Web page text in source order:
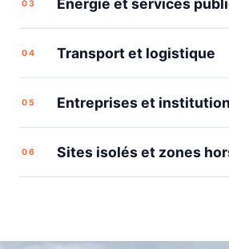
03 Énergie et services
04 Transport et logistique
05 Entreprises et
06 Sites isolés et zones